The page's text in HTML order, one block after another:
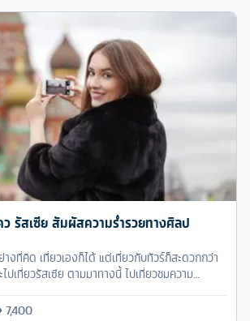
รัสเซีย สัมผัสความร่ำรวยทางศิลป
างที่คิด เที่ยวเองก็ได้ แต่เที่ยวกับทัวร์ก็สะดวกกว่า
ปเที่ยวรัสเซีย ตามมาทางนี้ ไปเที่ยวชมความ
7,400